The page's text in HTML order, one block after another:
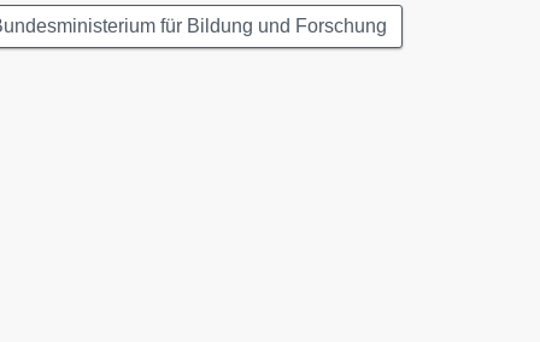
für Bildung und Forschung